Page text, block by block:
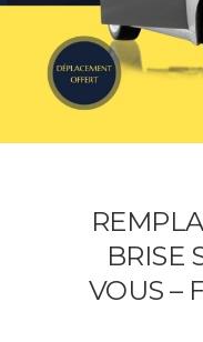
BRISE
VOUS –